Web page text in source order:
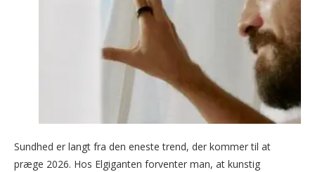
Sundhed er langt fra den eneste trend, der kommer til at
præge 2026. Hos Elgiganten forventer man, at kunstig